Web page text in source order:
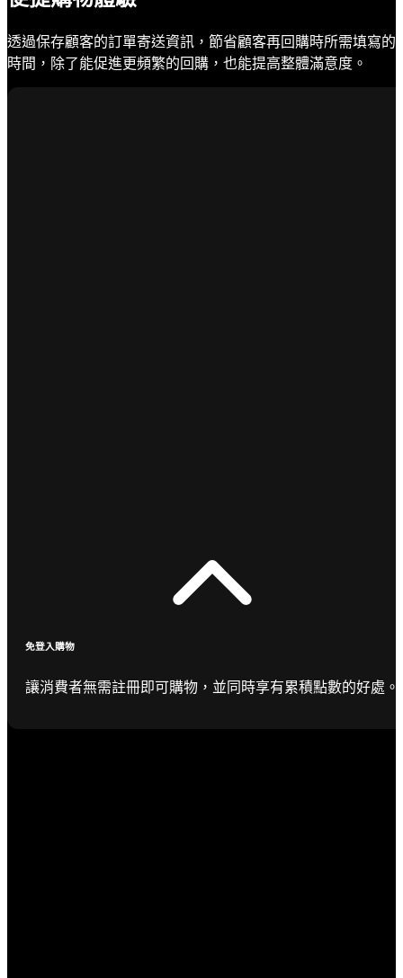
透過保存顧客的訂單寄送資訊，節省顧客再回購時所需填寫的
時間，除了能促進更頻繁的回購，也能提高整體滿意度。
免登入購物
讓消費者無需註冊即可購物，並同時享有累積點數的好處。